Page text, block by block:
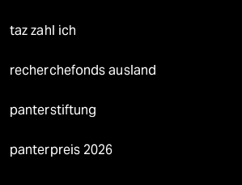
taz zahl ich
recherchefonds ausland
panterstiftung
panterpreis 2026